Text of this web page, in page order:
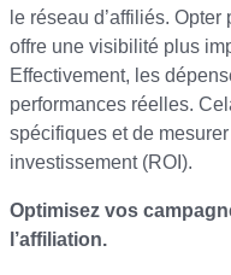
le réseau d’affiliés.
offre une visibilité plus
Effectivement, les
performances réelles.
spécifiques et de
investissement (ROI).
Optimisez vos
l’affiliation.